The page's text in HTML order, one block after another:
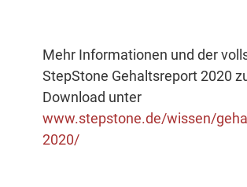
Mehr Informationen und der
StepStone Gehaltsreport 2020
Download unter
www.stepstone.de/wissen/
2020/